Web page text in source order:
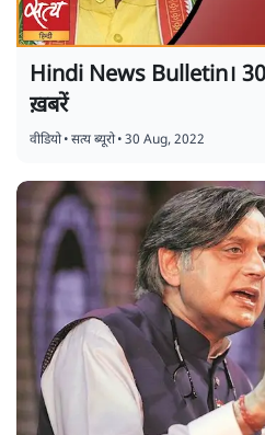
Hindi News Bulletin।
ख़बरें
वीडियो•सत्य ब्यूरो•30 Aug, 2022